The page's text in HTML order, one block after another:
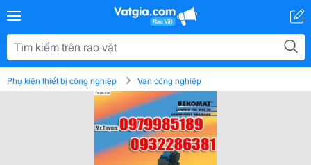
Phụ kiện thiết bị công nghiệp Van công nghiệp